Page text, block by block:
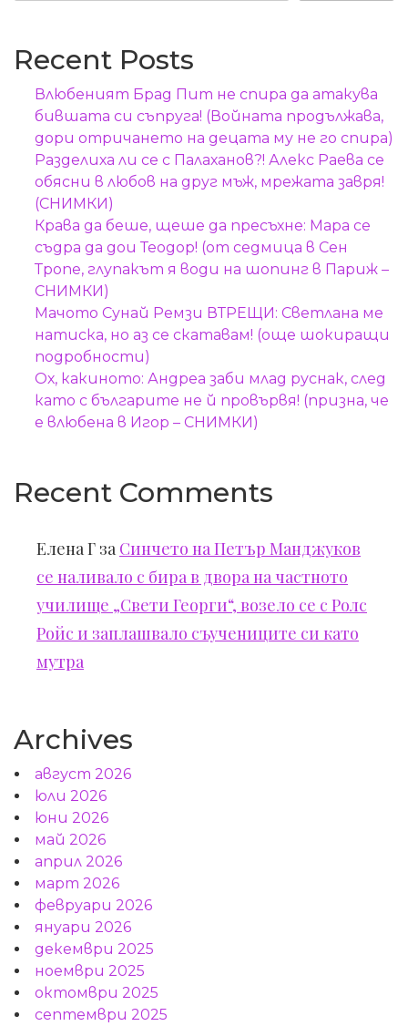
Recent Posts
Влюбеният Брад Пит не спира да атакува
бившата си съпруга! (Войната продължава,
дори отричането на децата му не го спира)
Разделиха ли се с Палаханов?! Алекс Раева се
обясни в любов на друг мъж, мрежата завря!
(СНИМКИ)
Крава да беше, щеше да пресъхне: Мара се
съдра да дои Теодор! (от седмица в Сен
Тропе, глупакът я води на шопинг в Париж –
СНИМКИ)
Мачото Сунай Ремзи ВТРЕЩИ: Светлана ме
натиска, но аз се скатавам! (още шокиращи
подробности)
Ох, какиното: Андреа заби млад руснак, след
като с българите не й провървя! (призна, че
е влюбена в Игор – СНИМКИ)
Recent Comments
Елена Г за Синчето на Петър Манджуков
се наливало с бира в двора на частното
училище „Свети Георги“, возело се с Ролс
Ройс и заплашвало съучениците си като
мутра
Archives
август 2026
юли 2026
юни 2026
май 2026
април 2026
март 2026
февруари 2026
януари 2026
декември 2025
ноември 2025
октомври 2025
септември 2025